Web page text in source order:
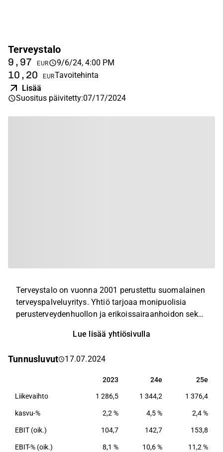
Terveystalo
9,97 EUR 9/6/24, 4:00 PM
10,20 EURTavoitehinta
Lisää
Suositus päivitetty:07/17/2024
Terveystalo on vuonna 2001 perustettu suomalainen
terveyspalveluyritys. Yhtiö tarjoaa monipuolisia
perusterveydenhuollon ja erikoissairaanhoidon sekä
julkiselle sektorille. Yhtiön terveyspalveluiden
erikoissairaanhoidon palvelut, diagnostiikkapalvelut,
verkosto kattaa noin satoja toimipaikkoja eri puolilla
Suomea, jonka lisäksi toimipaikkaverkostoa
palvelut.
Lue lisää yhtiösivulla
Tunnusluvut 17.07.2024
2023 24e 25e
2023 24e 25e
Liikevaihto 1 286,5 1 344,2 1 376,4
kasvu-% 2,2 % 4,5 % 2,4 %
EBIT (oik.) 104,7 142,7 153,8
EBIT-% (oik.) 8,1 % 10,6 % 11,2 %